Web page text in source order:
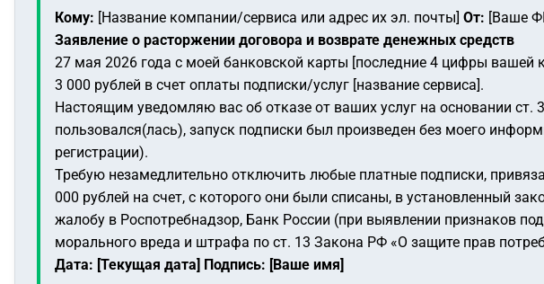
Кому: [Название компании/сервиса или адрес их эл. почты] От: [Ваше
Заявление о расторжении договора и возврате денежных средств
27 мая 2026 года с моей банковской карты [последние 4 цифры
3 000 рублей в счет оплаты подписки/услуг [название сервиса].
Настоящим уведомляю вас об отказе от ваших услуг на основании
пользовался(лась), запуск подписки был произведен без моего
регистрации).
Требую незамедлительно отключить любые платные подписки,
000 рублей на счет, с которого они были списаны, в установленный
жалобу в Роспотребнадзор, Банк России (при выявлении признаков
морального вреда и штрафа по ст. 13 Закона РФ «О защите прав
Дата: [Текущая дата] Подпись: [Ваше имя]